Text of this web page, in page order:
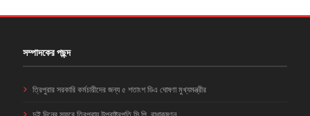
সম্পাদকের পছন্দ
ত্রিপুরার সরকারি কর্মচারীদের জন্য ৫ শতাংশ ডিএ ঘোষণা মুখ্যমন্ত্রীর